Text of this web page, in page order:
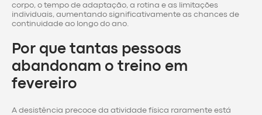
corpo, o tempo de adaptação, a rotina e as limitações
individuais, aumentando significativamente as chances de
continuidade ao longo do ano.
Por que tantas pessoas
abandonam o treino em
fevereiro
A desistência precoce da atividade física raramente está